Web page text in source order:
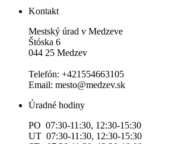
Kontakt
Mestský úrad v Medzeve
Štóska 6
044 25 Medzev
Telefón: +421554663105
Email: mesto@medzev.sk
Úradné hodiny
PO 07:30-11:30, 12:30-15:30
UT 07:30-11:30, 12:30-15:30